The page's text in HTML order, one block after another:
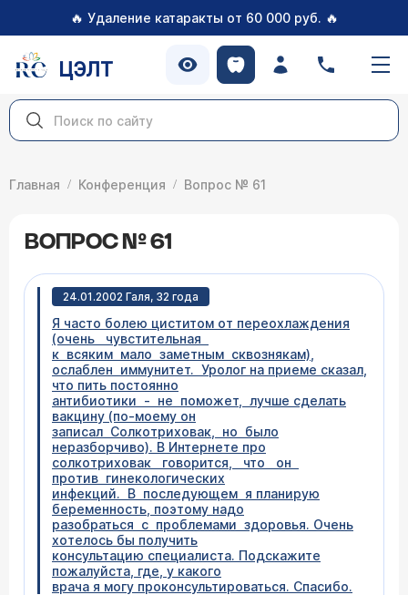
🔥 Удаление катаракты от 60 000 руб. 🔥
ЦЭЛТ
Главная Конференция Вопрос № 61
ВОПРОС № 61
24.01.2002 Галя, 32 года
Я часто болею циститом от переохлаждения
(очень чувстительная
к всяким мало заметным сквознякам),
ослаблен иммунитет. Уролог на приеме сказал,
что пить постоянно
антибиотики - не поможет, лучше сделать
вакцину (по-моему он
записал Солкотриховак, но было
неразборчиво). В Интернете про
солкотриховак говорится, что он
против гинекологических
инфекций. В последующем я планирую
беременность, поэтому надо
разобраться с проблемами здоровья. Очень
хотелось бы получить
консультацию специалиста. Подскажите
пожалуйста, где, у какого
врача я могу проконсультироваться. Спасибо.